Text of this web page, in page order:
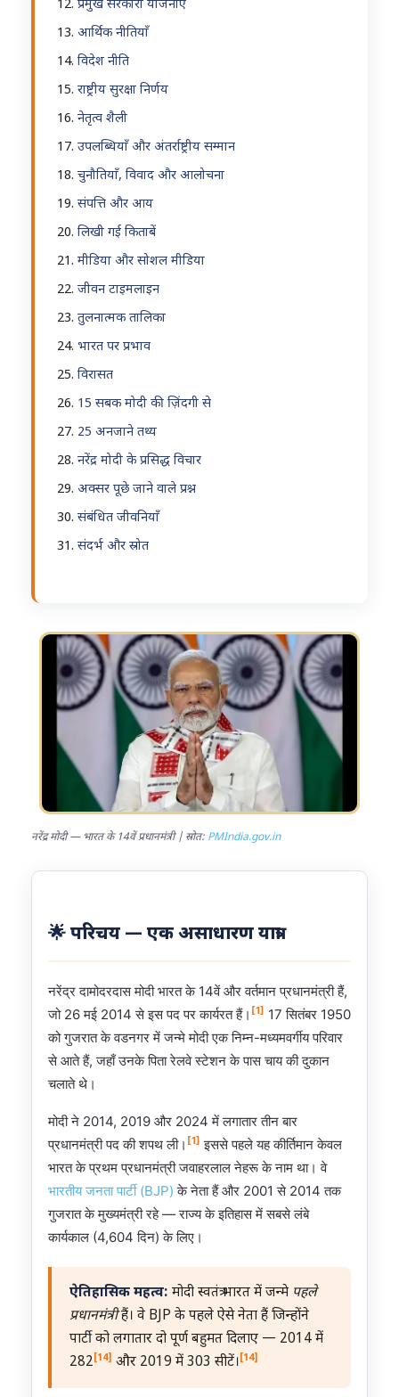
प्रमुख सरकारी योजनाएँ
आर्थिक नीतियाँ
विदेश नीति
राष्ट्रीय सुरक्षा निर्णय
नेतृत्व शैली
उपलब्धियाँ और अंतर्राष्ट्रीय सम्मान
चुनौतियाँ, विवाद और आलोचना
संपत्ति और आय
लिखी गई किताबें
मीडिया और सोशल मीडिया
जीवन टाइमलाइन
तुलनात्मक तालिका
भारत पर प्रभाव
विरासत
15 सबक मोदी की ज़िंदगी से
25 अनजाने तथ्य
नरेंद्र मोदी के प्रसिद्ध विचार
अक्सर पूछे जाने वाले प्रश्न
संबंधित जीवनियाँ
संदर्भ और स्रोत
नरेंद्र मोदी — भारत के 14वें प्रधानमंत्री | स्रोत: PMIndia.gov.in
🌟 परिचय — एक असाधारण यात्रा
नरेंद्र दामोदरदास मोदी भारत के 14वें और वर्तमान प्रधानमंत्री हैं,
जो 26 मई 2014 से इस पद पर कार्यरत हैं। [1] 17 सितंबर 1950
को गुजरात के वडनगर में जन्मे मोदी एक निम्न-मध्यमवर्गीय परिवार
से आते हैं, जहाँ उनके पिता रेलवे स्टेशन के पास चाय की दुकान
चलाते थे।
मोदी ने 2014, 2019 और 2024 में लगातार तीन बार
प्रधानमंत्री पद की शपथ ली। [1] इससे पहले यह कीर्तिमान केवल
भारत के प्रथम प्रधानमंत्री जवाहरलाल नेहरू के नाम था। वे
भारतीय जनता पार्टी (BJP) के नेता हैं और 2001 से 2014 तक
गुजरात के मुख्यमंत्री रहे — राज्य के इतिहास में सबसे लंबे
कार्यकाल (4,604 दिन) के लिए।
ऐतिहासिक महत्व: मोदी स्वतंत्र भारत में जन्मे पहले
प्रधानमंत्रीहैं। वे BJP के पहले ऐसे नेता हैं जिन्होंने
पार्टी को लगातार दो पूर्ण बहुमत दिलाए — 2014 में
282 [14] और 2019 में 303 सीटें। [14]